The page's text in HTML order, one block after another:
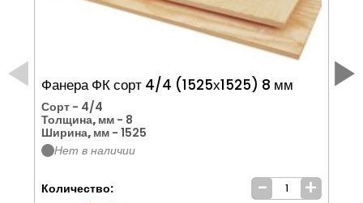
Фанера ФК сорт 4/4 (1525х1525) 8 мм
Сорт - 4/4
Толщина, мм - 8
Ширина, мм - 1525
Нет в наличии
Количество: - +